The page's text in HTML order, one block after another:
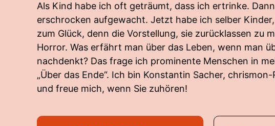
Als Kind habe ich oft geträumt, ­­dass ich ertrinke.
erschrocken aufgewacht. Jetzt habe ich selber
zum Glück, denn die Vorstellung, sie zurücklassen zu
Horror. Was erfährt man über das Leben, wenn man
nachdenkt? Das frage ich prominente Menschen in
„Über das Ende“. Ich bin Konstantin Sacher, chrismon-­
und freue mich, wenn Sie zuhören!